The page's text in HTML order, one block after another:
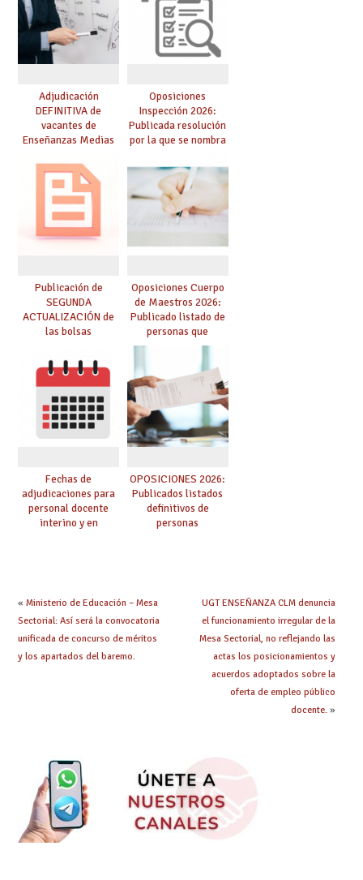
Adjudicación
DEFINITIVA de
vacantes de
Enseñanzas Medias
Oposiciones
Inspección 2026:
Publicada resolución
por la que se nombra
prácticas, se regulan
dichas prácticas y se
convoca acto público
de adjudicación
Publicación de
SEGUNDA
ACTUALIZACIÓN de
las bolsas
Cuerpo de Maestros
de especialidades
convocadas a
oposición
Oposiciones Cuerpo
de Maestros 2026:
Publicado listado de
personas que
adquieren nueva
especialidad
Fechas de
adjudicaciones para
personal docente
interino y en
OPOSICIONES 2026:
Publicados listados
definitivos de
personas
« Ministerio de Educación – Mesa
Sectorial: Así será la convocatoria
unificada de concurso de méritos
y los apartados del baremo.
UGT ENSEÑANZA CLM denuncia
el funcionamiento irregular de la
Mesa Sectorial, no reflejando las
actas los posicionamientos y
acuerdos adoptados sobre la
oferta de empleo público
docente.»